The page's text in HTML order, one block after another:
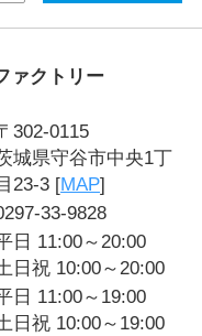
ァクトリー
302-0115
城県守谷市中央1丁
23-3 [MAP]
33-9828
日 11:00～20:00
日祝 10:00～20:00
日 11:00～19:00
日祝 10:00～19:00